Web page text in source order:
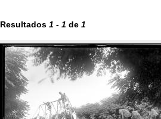
Resultados 1 - 1 de 1